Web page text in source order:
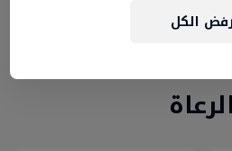
الرعاة
رفض الكل